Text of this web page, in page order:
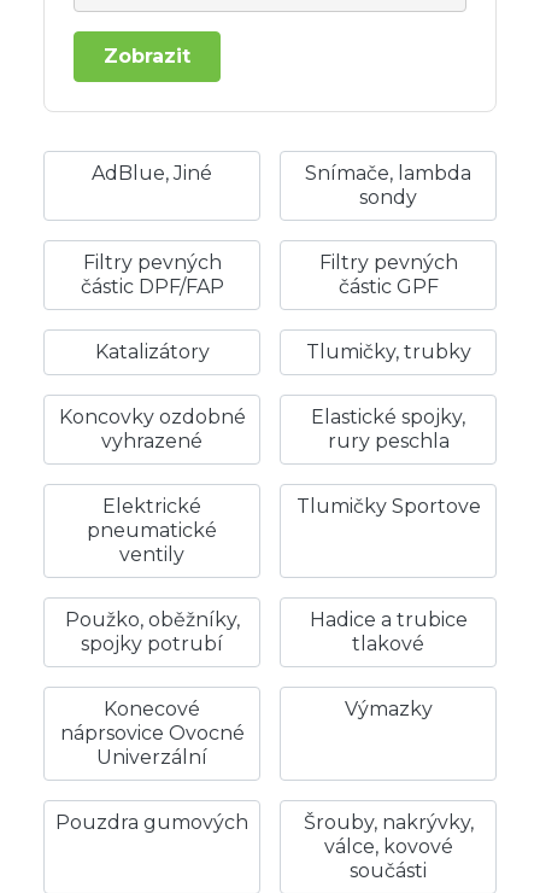
Zobrazit
AdBlue, Jiné
Snímače, lambda
sondy
Filtry pevných
částic DPF/FAP
Filtry pevných
částic GPF
Katalizátory Tlumičky, trubky
Koncovky ozdobné
vyhrazené
Elastické spojky,
rury peschla
Elektrické
pneumatické
ventily
Tlumičky Sportove
Použko, oběžníky,
spojky potrubí
Hadice a trubice
tlakové
Konecové
náprsovice Ovocné
Univerzální
Výmazky
Pouzdra gumových
Šrouby, nakrývky,
válce, kovové
součásti